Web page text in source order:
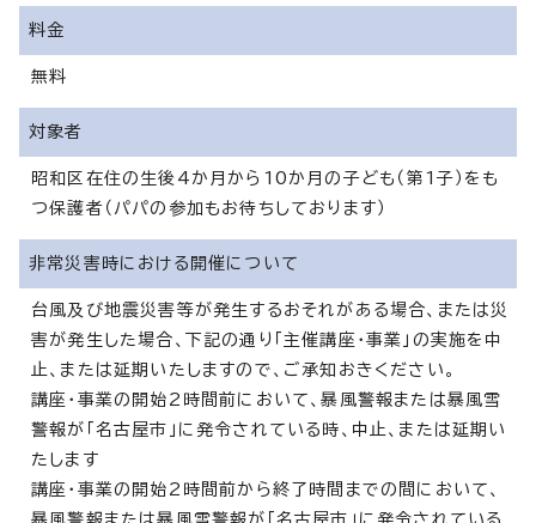
料金
無料
対象者
昭和区在住の生後4か月から10か月の子ども（第1子）をも
つ保護者（パパの参加もお待ちしております）
非常災害時における開催について
台風及び地震災害等が発生するおそれがある場合、または災
害が発生した場合、下記の通り「主催講座・事業」の実施を中
止、または延期いたしますので、ご承知おきください。
講座・事業の開始2時間前において、暴風警報または暴風雪
警報が「名古屋市」に発令されている時、中止、または延期い
たします
講座・事業の開始2時間前から終了時間までの間において、